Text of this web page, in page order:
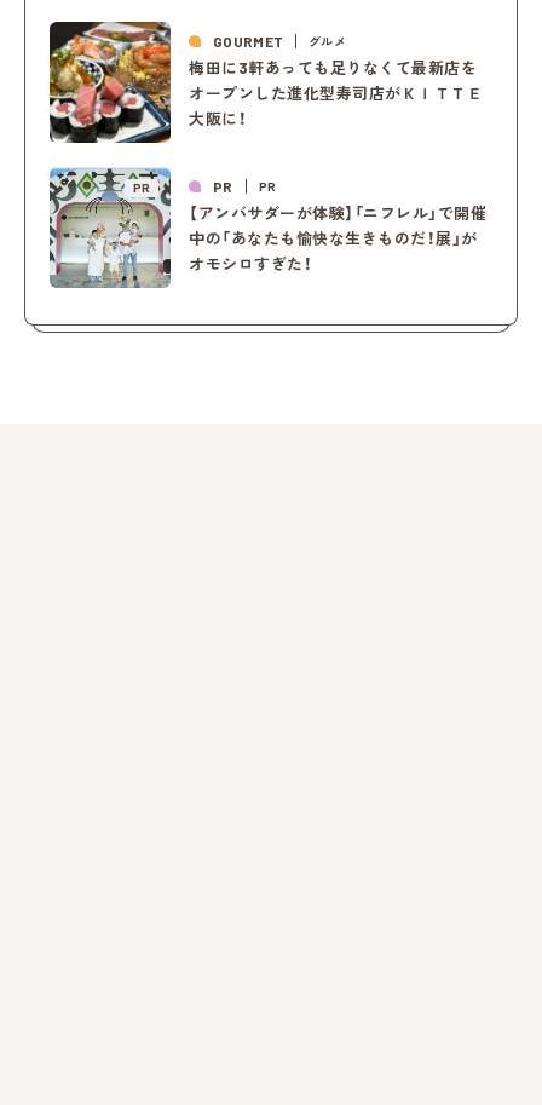
GOURMET グルメ
梅田に3軒あっても足りなくて最新店を
オープンした進化型寿司店がＫＩＴＴＥ
大阪に！
PR PR PR
【アンバサダーが体験】「ニフレル」で開催
中の「あなたも愉快な生きものだ！展」が
オモシロすぎた！